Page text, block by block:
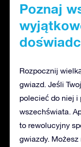
Poznaj
Rozpocznij
gwiazd. Jeśli
polecieć do niej i
wszechświata.
to rewolucyjny
gwiazdy.